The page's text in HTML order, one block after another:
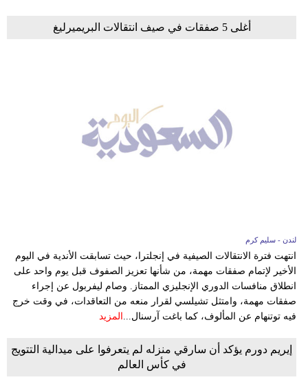
أغلى 5 صفقات في صيف انتقالات البريميرليغ
لندن - سليم كرم
انتهت فترة الانتقالات الصيفية في إنجلترا، حيث تسابقت الأندية في اليوم
الأخير لإتمام صفقات مهمة، من شأنها تعزيز الصفوف قبل يوم واحد على
انطلاق منافسات الدوري الإنجليزي الممتاز. وصام ليفربول عن إجراء
صفقات مهمة، وامتثل تشيلسي لقرار منعه من التعاقدات، في وقت خرج
فيه توتنهام عن المألوف، كما باغت آرسنال... المزيد
إيريم دورم يؤكد أن سارقي منزله لم يتعرفوا على ميدالية التتويج
في كأس العالم